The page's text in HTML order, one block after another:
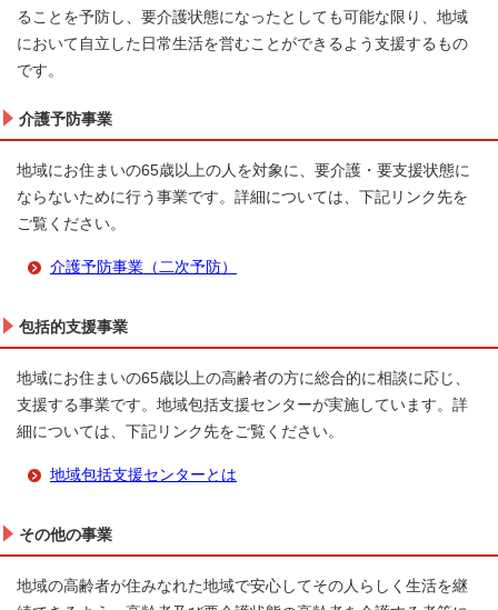
ることを予防し、要介護状態になったとしても可能な限り、地域
において自立した日常生活を営むことができるよう支援するもの
です。
介護予防事業
地域にお住まいの65歳以上の人を対象に、要介護・要支援状態に
ならないために行う事業です。詳細については、下記リンク先を
ご覧ください。
介護予防事業（二次予防）
包括的支援事業
地域にお住まいの65歳以上の高齢者の方に総合的に相談に応じ、
支援する事業です。地域包括支援センターが実施しています。詳
細については、下記リンク先をご覧ください。
地域包括支援センターとは
その他の事業
地域の高齢者が住みなれた地域で安心してその人らしく生活を継